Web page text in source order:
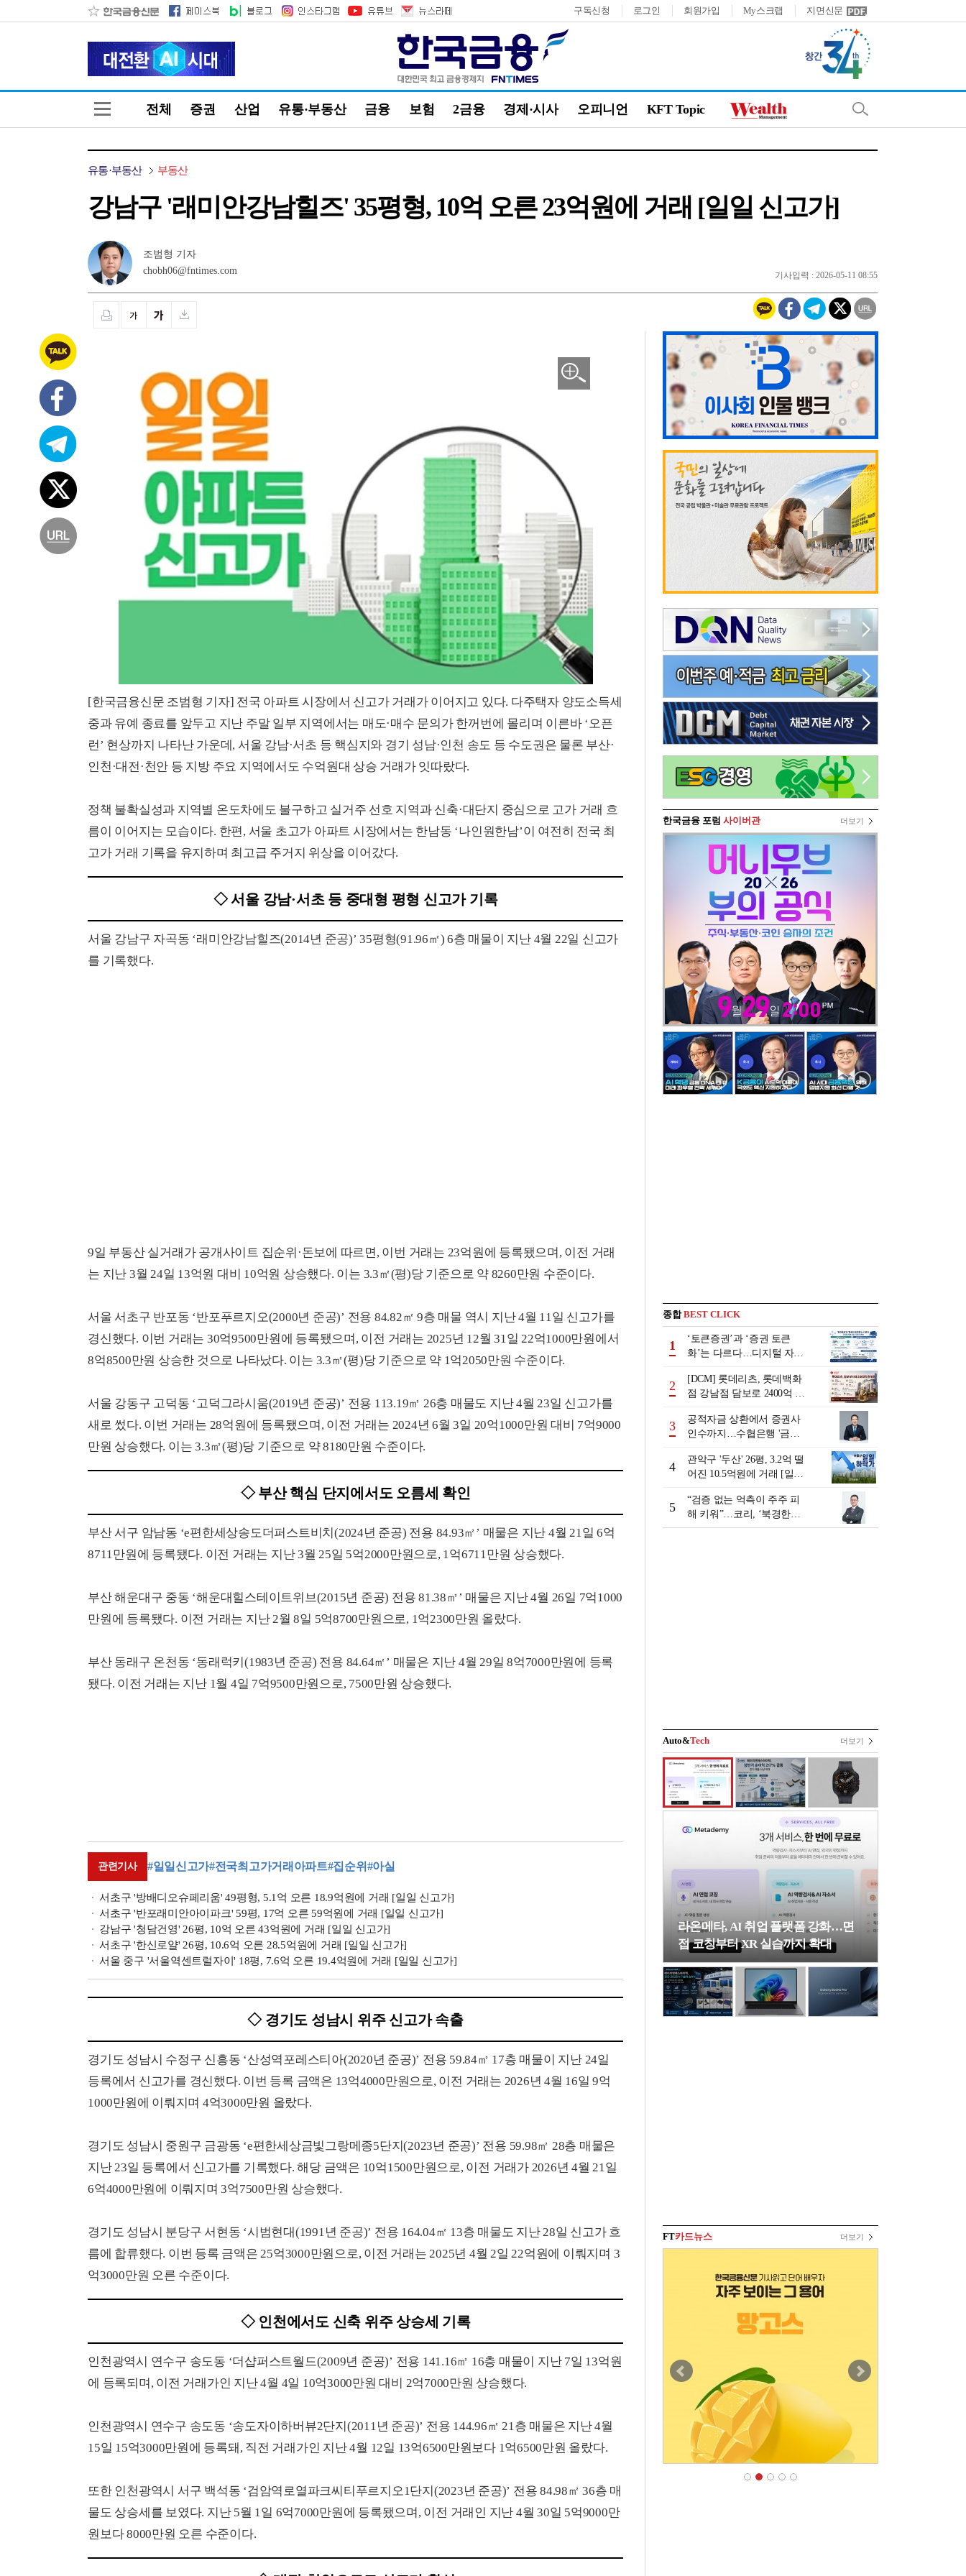
구독신청 로그인 회원가입 My스크랩 지면신문
전체 증권 산업 유통·부동산 금융 보험 2금융 경제·시사 오피니언 KFT Topic
유통·부동산 부동산
강남구 '래미안강남힐즈' 35평형, 10억 오른 23억원에 거래 [일일 신고가]
조범형 기자
chobh06@fntimes.com
기사입력 : 2026-05-11 08:55
[한국금융신문 조범형 기자] 전국 아파트 시장에서 신고가 거래가 이어지고 있다. 다주택자 양도소득세
중과 유예 종료를 앞두고 지난 주말 일부 지역에서는 매도·매수 문의가 한꺼번에 몰리며 이른바 ‘오픈
런’ 현상까지 나타난 가운데, 서울 강남·서초 등 핵심지와 경기 성남·인천 송도 등 수도권은 물론 부산·
인천·대전·천안 등 지방 주요 지역에서도 수억원대 상승 거래가 잇따랐다.
정책 불확실성과 지역별 온도차에도 불구하고 실거주 선호 지역과 신축·대단지 중심으로 고가 거래 흐
름이 이어지는 모습이다. 한편, 서울 초고가 아파트 시장에서는 한남동 ‘나인원한남’이 여전히 전국 최
고가 거래 기록을 유지하며 최고급 주거지 위상을 이어갔다.
◇ 서울 강남·서초 등 중대형 평형 신고가 기록
서울 강남구 자곡동 ‘래미안강남힐즈(2014년 준공)’ 35평형(91.96㎡) 6층 매물이 지난 4월 22일 신고가
를 기록했다.
9일 부동산 실거래가 공개사이트 집순위·돈보에 따르면, 이번 거래는 23억원에 등록됐으며, 이전 거래
는 지난 3월 24일 13억원 대비 10억원 상승했다. 이는 3.3㎡(평)당 기준으로 약 8260만원 수준이다.
서울 서초구 반포동 ‘반포푸르지오(2000년 준공)’ 전용 84.82㎡ 9층 매물 역시 지난 4월 11일 신고가를
경신했다. 이번 거래는 30억9500만원에 등록됐으며, 이전 거래는 2025년 12월 31일 22억1000만원에서
8억8500만원 상승한 것으로 나타났다. 이는 3.3㎡(평)당 기준으로 약 1억2050만원 수준이다.
서울 강동구 고덕동 ‘고덕그라시움(2019년 준공)’ 전용 113.19㎡ 26층 매물도 지난 4월 23일 신고가를
새로 썼다. 이번 거래는 28억원에 등록됐으며, 이전 거래는 2024년 6월 3일 20억1000만원 대비 7억9000
만원 상승했다. 이는 3.3㎡(평)당 기준으로 약 8180만원 수준이다.
◇ 부산 핵심 단지에서도 오름세 확인
부산 서구 암남동 ‘e편한세상송도더퍼스트비치(2024년 준공) 전용 84.93㎡’ 매물은 지난 4월 21일 6억
8711만원에 등록됐다. 이전 거래는 지난 3월 25일 5억2000만원으로, 1억6711만원 상승했다.
부산 해운대구 중동 ‘해운대힐스테이트위브(2015년 준공) 전용 81.38㎡’ 매물은 지난 4월 26일 7억1000
만원에 등록됐다. 이전 거래는 지난 2월 8일 5억8700만원으로, 1억2300만원 올랐다.
부산 동래구 온천동 ‘동래럭키(1983년 준공) 전용 84.64㎡’ 매물은 지난 4월 29일 8억7000만원에 등록
됐다. 이전 거래는 지난 1월 4일 7억9500만원으로, 7500만원 상승했다.
관련기사 #일일신고가#전국최고가거래아파트#집순위 #아실
서초구 '방배디오슈페리움' 49평형, 5.1억 오른 18.9억원에 거래 [일일 신고가]
서초구 '반포래미안아이파크' 59평, 17억 오른 59억원에 거래 [일일 신고가]
강남구 '청담건영' 26평, 10억 오른 43억원에 거래 [일일 신고가]
서초구 '한신로얄' 26평, 10.6억 오른 28.5억원에 거래 [일일 신고가]
서울 중구 '서울역센트럴자이' 18평, 7.6억 오른 19.4억원에 거래 [일일 신고가]
◇ 경기도 성남시 위주 신고가 속출
경기도 성남시 수정구 신흥동 ‘산성역포레스티아(2020년 준공)’ 전용 59.84㎡ 17층 매물이 지난 24일
등록에서 신고가를 경신했다. 이번 등록 금액은 13억4000만원으로, 이전 거래는 2026년 4월 16일 9억
1000만원에 이뤄지며 4억3000만원 올랐다.
경기도 성남시 중원구 금광동 ‘e편한세상금빛그랑메종5단지(2023년 준공)’ 전용 59.98㎡ 28층 매물은
지난 23일 등록에서 신고가를 기록했다. 해당 금액은 10억1500만원으로, 이전 거래가 2026년 4월 21일
6억4000만원에 이뤄지며 3억7500만원 상승했다.
경기도 성남시 분당구 서현동 ‘시범현대(1991년 준공)’ 전용 164.04㎡ 13층 매물도 지난 28일 신고가 흐
름에 합류했다. 이번 등록 금액은 25억3000만원으로, 이전 거래는 2025년 4월 2일 22억원에 이뤄지며 3
억3000만원 오른 수준이다.
◇ 인천에서도 신축 위주 상승세 기록
인천광역시 연수구 송도동 ‘더샵퍼스트월드(2009년 준공)’ 전용 141.16㎡ 16층 매물이 지난 7일 13억원
에 등록되며, 이전 거래가인 지난 4월 4일 10억3000만원 대비 2억7000만원 상승했다.
인천광역시 연수구 송도동 ‘송도자이하버뷰2단지(2011년 준공)’ 전용 144.96㎡ 21층 매물은 지난 4월
15일 15억3000만원에 등록돼, 직전 거래가인 지난 4월 12일 13억6500만원보다 1억6500만원 올랐다.
또한 인천광역시 서구 백석동 ‘검암역로열파크씨티푸르지오1단지(2023년 준공)’ 전용 84.98㎡ 36층 매
물도 상승세를 보였다. 지난 5월 1일 6억7000만원에 등록됐으며, 이전 거래인 지난 4월 30일 5억9000만
원보다 8000만원 오른 수준이다.
한국금융 포럼 사이버관 더보기
종합BEST CLICK
1
‘토큰증권’과 ‘증권 토큰
화’는 다르다…디지털 자본
2
[DCM] 롯데리츠, 롯데백화
점 강남점 담보로 2400억 조
3
공적자금 상환에서 증권사
인수까지…수협은행 '금융
행 금융그룹의 꿈①]
4
관악구 '두산' 26평, 3.2억 떨
어진 10.5억원에 거래 [일일
5
“검증 없는 억측이 주주 피
해 키워”…코리, ‘북경한미
미수채권 논란’ 정면 반박
Auto&Tech 더보기
라온메타, AI 취업 플랫폼 강화…면
접 코칭부터 XR 실습까지 확대
FT카드뉴스 더보기